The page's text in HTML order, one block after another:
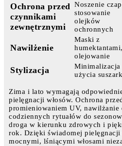
Ochrona przed
czynnikami
zewnętrznymi
Noszenie
stosowanie
olejków
ochronnych
Nawilżenie
Maski z
humektantami,
olejowanie
Stylizacja
Minimalizacja
użycia
Zima i lato wymagają
pielęgnacji włosów. Ochrona
promieniowaniem UV, nawilżanie
codziennych rytuałów do
droga w kierunku zdrowych i
rok. Dzięki świadomej pielęgnacji
mocnymi, lśniącymi włosami